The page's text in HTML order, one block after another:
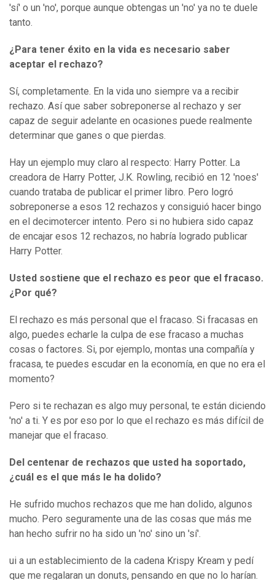
'sí' o un 'no', porque aunque obtengas un 'no' ya no te duele
tanto.
¿Para tener éxito en la vida es necesario saber
aceptar el rechazo?
Sí, completamente. En la vida uno siempre va a recibir
rechazo. Así que saber sobreponerse al rechazo y ser
capaz de seguir adelante en ocasiones puede realmente
determinar que ganes o que pierdas.
Hay un ejemplo muy claro al respecto: Harry Potter. La
creadora de Harry Potter, J.K. Rowling, recibió en 12 'noes'
cuando trataba de publicar el primer libro. Pero logró
sobreponerse a esos 12 rechazos y consiguió hacer bingo
en el decimotercer intento. Pero si no hubiera sido capaz
de encajar esos 12 rechazos, no habría logrado publicar
Harry Potter.
Usted sostiene que el rechazo es peor que el fracaso.
¿Por qué?
El rechazo es más personal que el fracaso. Si fracasas en
algo, puedes echarle la culpa de ese fracaso a muchas
cosas o factores. Si, por ejemplo, montas una compañía y
fracasa, te puedes escudar en la economía, en que no era el
momento?
Pero si te rechazan es algo muy personal, te están diciendo
'no' a ti. Y es por eso por lo que el rechazo es más difícil de
manejar que el fracaso.
Del centenar de rechazos que usted ha soportado,
¿cuál es el que más le ha dolido?
He sufrido muchos rechazos que me han dolido, algunos
mucho. Pero seguramente una de las cosas que más me
han hecho sufrir no ha sido un 'no' sino un 'sí'.
ui a un establecimiento de la cadena Krispy Kream y pedí
que me regalaran un donuts, pensando en que no lo harían.